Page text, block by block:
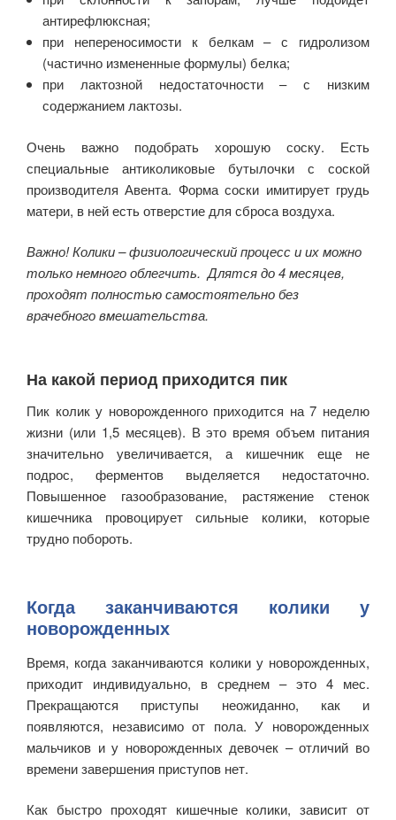
антирефлюксная;
при непереносимости к белкам – с гидролизом
(частично измененные формулы) белка;
при лактозной недостаточности – с низким
содержанием лактозы.
Очень важно подобрать хорошую соску. Есть
специальные антиколиковые бутылочки с соской
производителя Авента. Форма соски имитирует грудь
матери, в ней есть отверстие для сброса воздуха.
Важно! Колики – физиологический процесс и их можно
только немного облегчить. Длятся до 4 месяцев,
проходят полностью самостоятельно без
врачебного вмешательства.
На какой период приходится пик
Пик колик у новорожденного приходится на 7 неделю
жизни (или 1,5 месяцев). В это время объем питания
значительно увеличивается, а кишечник еще не
подрос, ферментов выделяется недостаточно.
Повышенное газообразование, растяжение стенок
кишечника провоцирует сильные колики, которые
трудно побороть.
Когда заканчиваются колики у
новорожденных
Время, когда заканчиваются колики у новорожденных,
приходит индивидуально, в среднем – это 4 мес.
Прекращаются приступы неожиданно, как и
появляются, независимо от пола. У новорожденных
мальчиков и у новорожденных девочек – отличий во
времени завершения приступов нет.
Как быстро проходят кишечные колики, зависит от